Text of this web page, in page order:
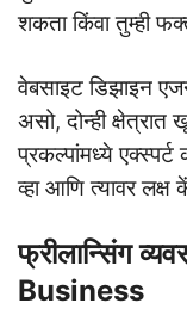
शकता किंवा तुम्ही
वेबसाइट डिझाइन
असो, दोन्ही क्षेत्रात
प्रकल्पांमध्ये एक्स्पर्ट
व्हा आणि त्यावर
फ्रीलान्सिंग
Business